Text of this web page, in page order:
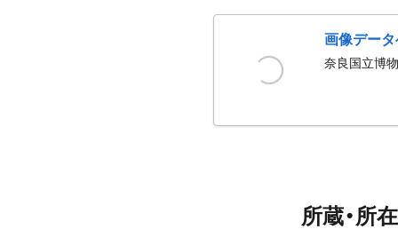
画像デー
奈良国立博
所蔵・所在